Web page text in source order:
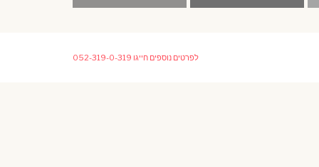
לפרטים נוספים חייגו 052-319-0-319